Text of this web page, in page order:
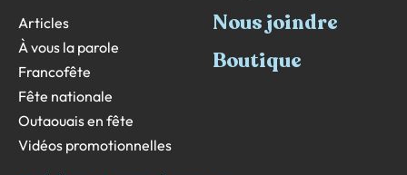
Articles
À vous la parole
Francofête
Fête nationale
Outaouais en fête
Vidéos promotionnelles
Nous joindre
Boutique